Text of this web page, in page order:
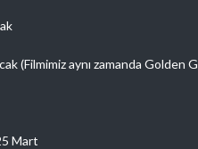
(Filmimiz aynı zamanda Golden
Mart